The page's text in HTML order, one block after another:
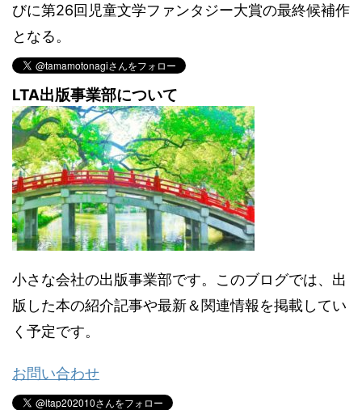
びに第26回児童文学ファンタジー大賞の最終候補作
となる。
LTA出版事業部について
小さな会社の出版事業部です。このブログでは、出
版した本の紹介記事や最新＆関連情報を掲載してい
く予定です。
お問い合わせ